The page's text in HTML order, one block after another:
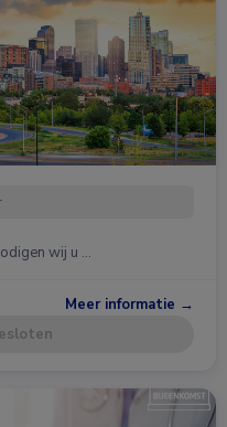
wij u …
Meer informatie →